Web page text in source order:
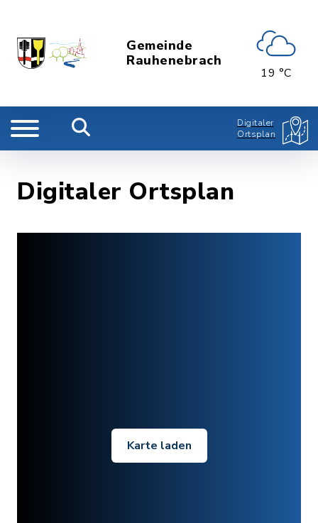
Gemeinde
Rauhenebrach
19 °C
Digitaler
Ortsplan
Digitaler Ortsplan
Karte laden